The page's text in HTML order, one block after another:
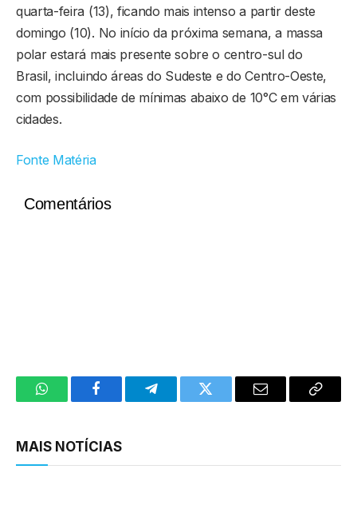
quarta-feira (13), ficando mais intenso a partir deste
domingo (10). No início da próxima semana, a massa
polar estará mais presente sobre o centro-sul do
Brasil, incluindo áreas do Sudeste e do Centro-Oeste,
com possibilidade de mínimas abaixo de 10°C em várias
cidades.
Fonte Matéria
Comentários
WhatsAppFacebookTelegramTwitter Email
Copy
MAIS NOTÍCIAS